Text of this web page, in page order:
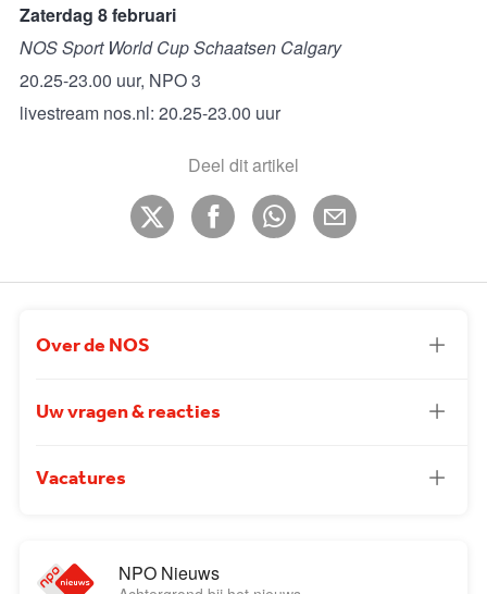
Zaterdag 8 februari
NOS Sport World Cup Schaatsen Calgary
20.25-23.00 uur, NPO 3
livestream nos.nl: 20.25-23.00 uur
Deel dit artikel
Over de NOS
Uw vragen & reacties
Vacatures
NPO Nieuws